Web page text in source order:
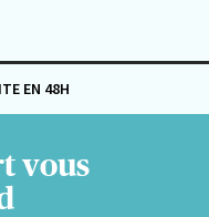
EN 48H
vous